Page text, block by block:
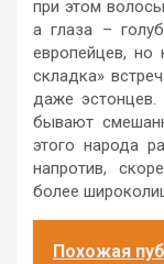
при этом
а глаза –
европейцев, но
складка»
даже
бывают
этого народа
напротив,
более
Похожая